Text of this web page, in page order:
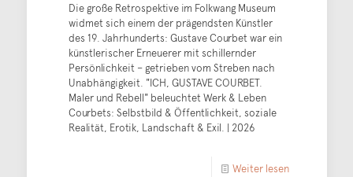
Die große Retrospektive im Folkwang Museum
widmet sich einem der prägendsten Künstler
des 19. Jahrhunderts: Gustave Courbet war ein
künstlerischer Erneuerer mit schillernder
Persönlichkeit – getrieben vom Streben nach
Unabhängigkeit. "ICH, GUSTAVE COURBET.
Maler und Rebell" beleuchtet Werk & Leben
Courbets: Selbstbild & Öffentlichkeit, soziale
Realität, Erotik, Landschaft & Exil. | 2026
Weiter lesen